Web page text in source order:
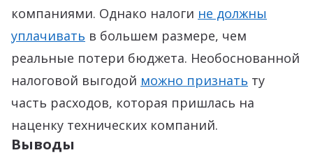
компаниями. Однако налоги не должны
уплачивать в большем размере, чем
реальные потери бюджета. Необоснованной
налоговой выгодой можно признать ту
часть расходов, которая пришлась на
наценку технических компаний.
Выводы